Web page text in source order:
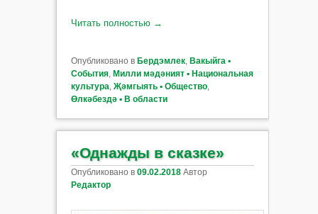
Читать полностью →
Опубликовано в Бердэмлек, Вакыйга ▪
События, Милли мәдәният ▪ Национальная
культура, Җәмгыять ▪ Общество,
Өлкәбездә ▪ В области
«Однажды в сказке»
Опубликовано в 09.02.2018 Автор
Редактор